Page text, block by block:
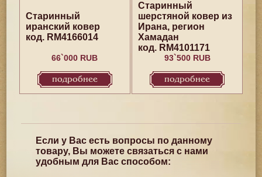
Старинный
иранский ковер
код. RM4166014
66`000 RUB
подробнее
Старинный
шерстяной ковер из
Ирана, регион
Хамадан
код. RM4101171
93`500 RUB
подробнее
Если у Вас есть вопросы по данному
товару, Вы можете связаться с нами
удобным для Вас способом: